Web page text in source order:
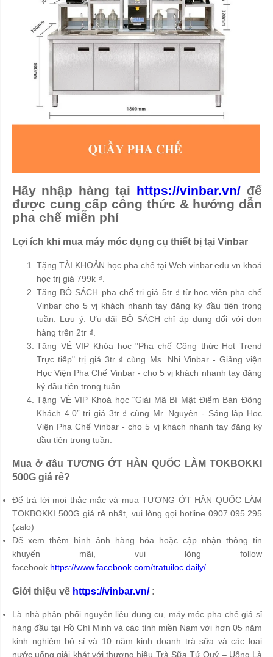
Hãy nhập hàng tại https://vinbar.vn/để
được cung cấp công thức & hướng dẫn
pha chế miễn phí
Lợi ích khi mua máy móc dụng cụ thiết bị tại Vinbar
Tặng TÀI KHOẢN học pha chế tại Web vinbar.edu.vn khoá
học trị giá 799k ₫.
Tặng BỘ SÁCH pha chế trị giá 5tr ₫ từ học viện pha chế
Vinbar cho 5 vị khách nhanh tay đăng ký đầu tiên trong
tuần. Lưu ý: Ưu đãi BỘ SÁCH chỉ áp dụng đối với đơn
hàng trên 2tr ₫.
Tặng VÉ VIP Khóa học "Pha chế Công thức Hot Trend
Trực tiếp" trị giá 3tr ₫ cùng Ms. Nhi Vinbar - Giảng viện
Học Viện Pha Chế Vinbar - cho 5 vị khách nhanh tay đăng
ký đầu tiên trong tuần.
Tặng VÉ VIP Khoá học “Giải Mã Bí Mật Điểm Bán Đông
Khách 4.0” trị giá 3tr ₫ cùng Mr. Nguyên - Sáng lập Học
Viện Pha Chế Vinbar - cho 5 vị khách nhanh tay đăng ký
đầu tiên trong tuần.
Mua ở đâu TƯƠNG ỚT HÀN QUỐC LÀM TOKBOKKI
500G giá rẻ?
Để trả lời mọi thắc mắc và mua TƯƠNG ỚT HÀN QUỐC LÀM
TOKBOKKI 500G giá rẻ nhất, vui lòng gọi hotline 0907.095.295
(zalo)
Để xem thêm hình ảnh hàng hóa hoặc cập nhận thông tin
khuyến mãi, vui lòng follow
facebook https://www.facebook.com/tratuiloc.daily/
Giới thiệu về https://vinbar.vn/:
Là nhà phân phối nguyên liệu dụng cụ, máy móc pha chế giá sỉ
hàng đầu tại Hồ Chí Minh và các tỉnh miền Nam với hơn 05 năm
kinh nghiệm bỏ sỉ và 10 năm kinh doanh trà sữa và các loại
nước uống giải khát với thương hiệu Trà Sữa Tứ Quý – Uống Là